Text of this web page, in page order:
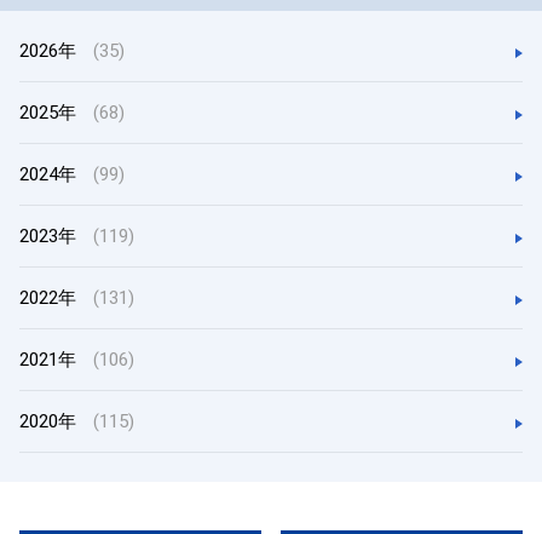
2026年 (35)
2025年 (68)
2024年 (99)
2023年 (119)
2022年 (131)
2021年 (106)
2020年 (115)